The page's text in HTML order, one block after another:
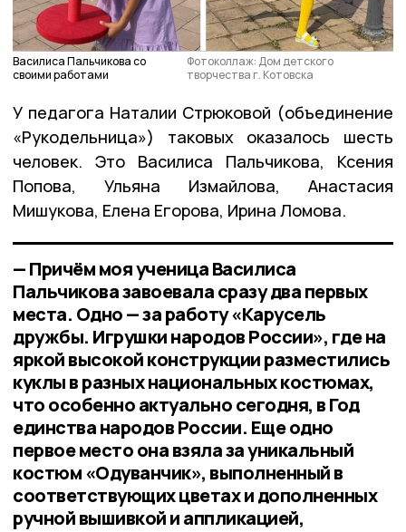
Василиса Пальчикова со
своими работами
Фотоколлаж: Дом детского
творчества г. Котовска
У педагога Наталии Стрюковой (объединение
«Рукодельница») таковых оказалось шесть
человек. Это Василиса Пальчикова, Ксения
Попова, Ульяна Измайлова, Анастасия
Мишукова, Елена Егорова, Ирина Ломова.
— Причём моя ученица Василиса
Пальчикова завоевала сразу два первых
места. Одно — за работу «Карусель
дружбы. Игрушки народов России», где на
яркой высокой конструкции разместились
куклы в разных национальных костюмах,
что особенно актуально сегодня, в Год
единства народов России. Еще одно
первое место она взяла за уникальный
костюм «Одуванчик», выполненный в
соответствующих цветах и дополненных
ручной вышивкой и аппликацией,